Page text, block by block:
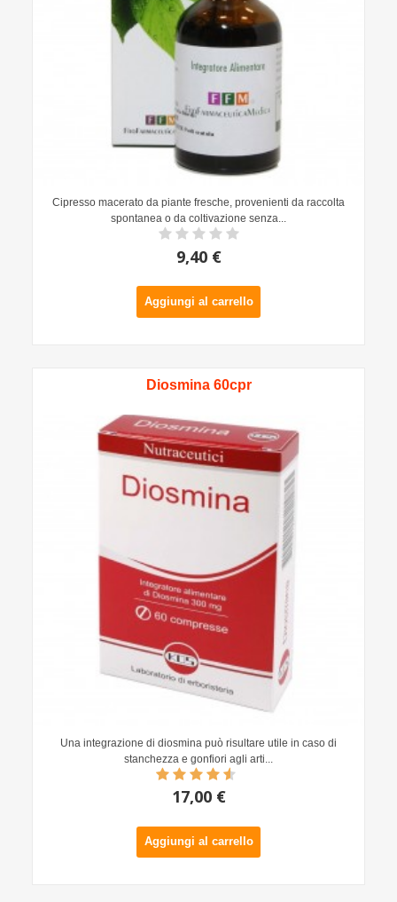
Cipresso macerato da piante fresche, provenienti da raccolta
spontanea o da coltivazione senza...
9,40 €
Aggiungi al carrello
Diosmina 60cpr
Una integrazione di diosmina può risultare utile in caso di
stanchezza e gonfiori agli arti...
17,00 €
Aggiungi al carrello